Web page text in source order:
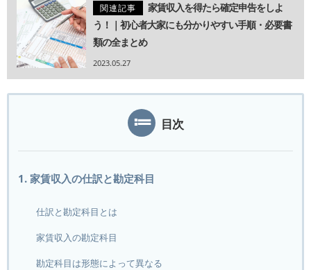
関連記事
家賃収入を得たら確定申告をしよ
う！｜初心者大家にも分かりやすい手順・必要書
類の全まとめ
2023.05.27
目次
1. 家賃収入の仕訳と勘定科目
仕訳と勘定科目とは
家賃収入の勘定科目
勘定科目は形態によって異なる